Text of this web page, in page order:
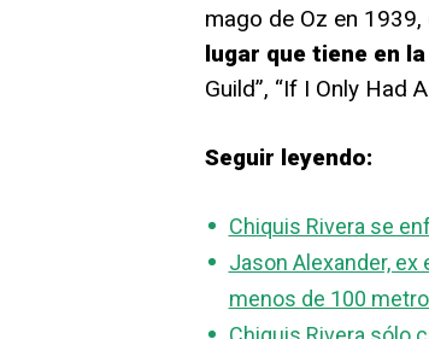
mago de Oz en 1939,
lugar que tiene en
Guild”, “If I Only Had
Seguir leyendo:
Chiquis Rivera se
Jason Alexander,
menos de 100